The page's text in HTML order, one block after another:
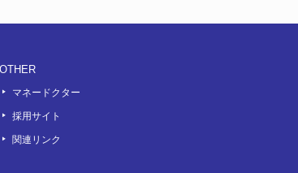
OTHER
マネードクター
採用サイト
関連リンク